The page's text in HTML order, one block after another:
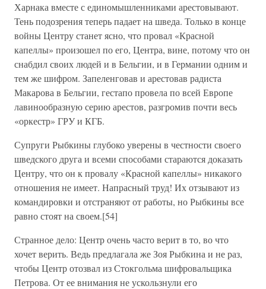
Харнака вместе с единомышленниками арестовывают.
Тень подозрения теперь падает на шведа. Только в конце
войны Центру станет ясно, что провал «Красной
капеллы» произошел по его, Центра, вине, потому что он
снабдил своих людей и в Бельгии, и в Германии одним и
тем же шифром. Запеленговав и арестовав радиста
Макарова в Бельгии, гестапо провела по всей Европе
лавинообразную серию арестов, разгромив почти весь
«оркестр» ГРУ и КГБ.
Супруги Рыбкины глубоко уверены в честности своего
шведского друга и всеми способами стараются доказать
Центру, что он к провалу «Красной капеллы» никакого
отношения не имеет. Напрасный труд! Их отзывают из
командировки и отстраняют от работы, но Рыбкины все
равно стоят на своем.[54]
Странное дело: Центр очень часто верит в то, во что
хочет верить. Ведь предлагала же Зоя Рыбкина и не раз,
чтобы Центр отозвал из Стокгольма шифровальщика
Петрова. От ее внимания не ускользнули его